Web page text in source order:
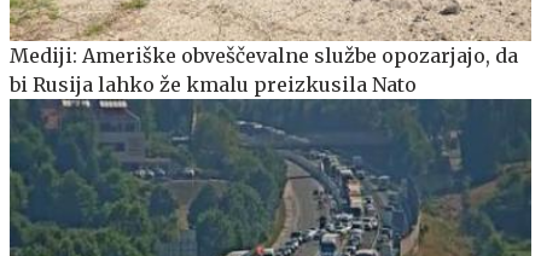
Mediji: Ameriške obveščevalne službe opozarjajo, da
bi Rusija lahko že kmalu preizkusila Nato